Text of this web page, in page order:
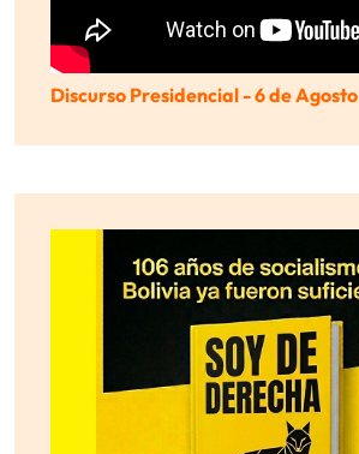
Discurso Presidencial - 6 de Agosto